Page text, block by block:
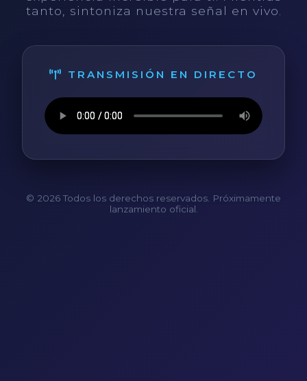
tanto, sintoniza nuestra señal en vivo.
TRANSMISIÓN EN DIRECTO
© 2026 Todos los derechos reservados. Próximamente
lanzamiento oficial.